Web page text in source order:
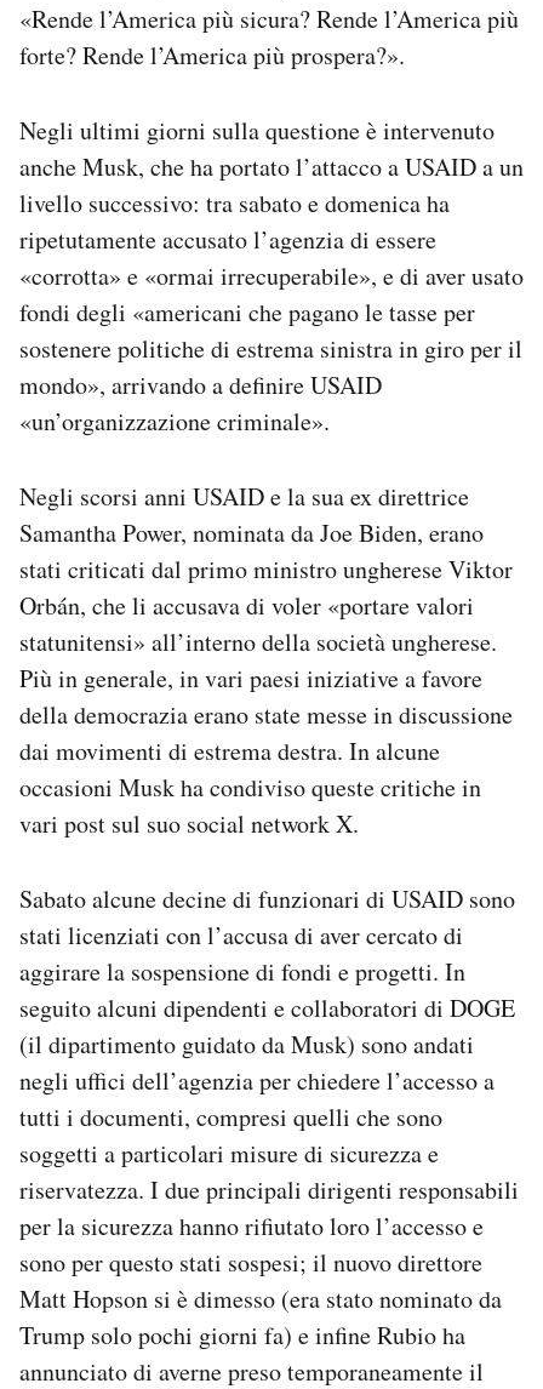
«Rende l’America più sicura? Rende l’America più
forte? Rende l’America più prospera?».
Negli ultimi giorni sulla questione è intervenuto
anche Musk, che ha portato l’attacco a USAID a un
livello successivo: tra sabato e domenica ha
ripetutamente accusato l’agenzia di essere
«corrotta» e «ormai irrecuperabile», e di aver usato
fondi degli «americani che pagano le tasse per
sostenere politiche di estrema sinistra in giro per il
mondo», arrivando a definire USAID
«un’organizzazione criminale».
Negli scorsi anni USAID e la sua ex direttrice
Samantha Power, nominata da Joe Biden, erano
stati criticati dal primo ministro ungherese Viktor
Orbán, che li accusava di voler «portare valori
statunitensi» all’interno della società ungherese.
Più in generale, in vari paesi iniziative a favore
della democrazia erano state messe in discussione
dai movimenti di estrema destra. In alcune
occasioni Musk ha condiviso queste critiche in
vari post sul suo social network X.
Sabato alcune decine di funzionari di USAID sono
stati licenziati con l’accusa di aver cercato di
aggirare la sospensione di fondi e progetti. In
seguito alcuni dipendenti e collaboratori di DOGE
(il dipartimento guidato da Musk) sono andati
negli uffici dell’agenzia per chiedere l’accesso a
tutti i documenti, compresi quelli che sono
soggetti a particolari misure di sicurezza e
riservatezza. I due principali dirigenti responsabili
per la sicurezza hanno rifiutato loro l’accesso e
sono per questo stati sospesi; il nuovo direttore
Matt Hopson si è dimesso (era stato nominato da
Trump solo pochi giorni fa) e infine Rubio ha
annunciato di averne preso temporaneamente il